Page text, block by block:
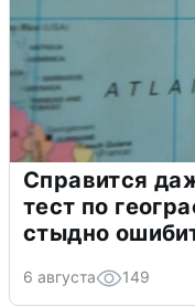
Справится
тест по
стыдно
6 августа 149